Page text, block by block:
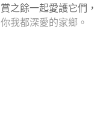
賞之餘一起愛護它們
你我都深愛的家鄉。